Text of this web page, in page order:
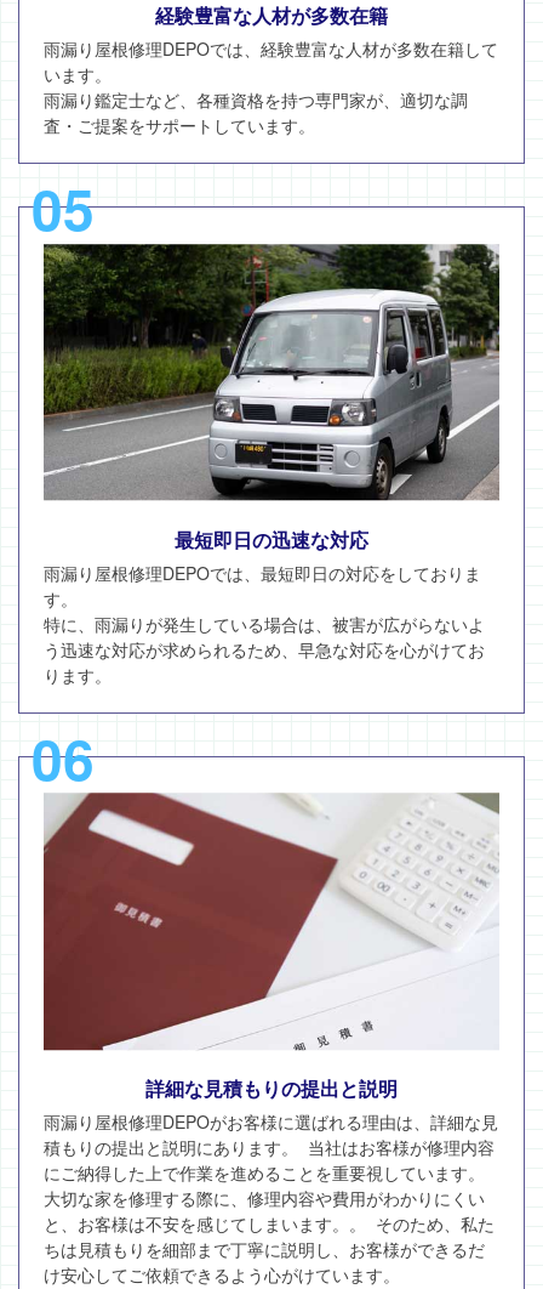
経験豊富な人材が多数在籍
雨漏り屋根修理DEPOでは、経験豊富な人材が多数在籍して
います。
雨漏り鑑定士など、各種資格を持つ専門家が、適切な調
査・ご提案をサポートしています。
05
最短即日の迅速な対応
雨漏り屋根修理DEPOでは、最短即日の対応をしておりま
す。
特に、雨漏りが発生している場合は、被害が広がらないよ
う迅速な対応が求められるため、早急な対応を心がけてお
ります。
06
詳細な見積もりの提出と説明
雨漏り屋根修理DEPOがお客様に選ばれる理由は、詳細な見
積もりの提出と説明にあります。 当社はお客様が修理内容
にご納得した上で作業を進めることを重要視しています。
大切な家を修理する際に、修理内容や費用がわかりにくい
と、お客様は不安を感じてしまいます。。 そのため、私た
ちは見積もりを細部まで丁寧に説明し、お客様ができるだ
け安心してご依頼できるよう心がけています。